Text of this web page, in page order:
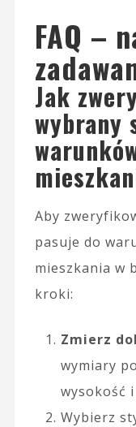
FAQ –
Jak
wybrany
Aby
pasuje do
mieszkania w
kroki:
Zmierz
wymiary
wysokość
Wybierz